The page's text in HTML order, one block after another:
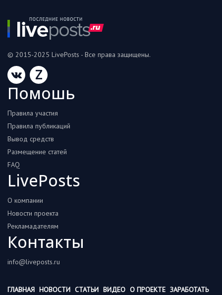
© 2015-2025 LivePosts - Все права защищены.
Z
Помошь
Правила участия
Правила публикаций
Вывод средств
Размещение статей
FAQ
LivePosts
О компании
Новости проекта
Рекламадателям
Контакты
info@liveposts.ru
ГЛАВНАЯ НОВОСТИ СТАТЬИ ВИДЕО О ПРОЕКТЕ ЗАРАБОТАТЬ